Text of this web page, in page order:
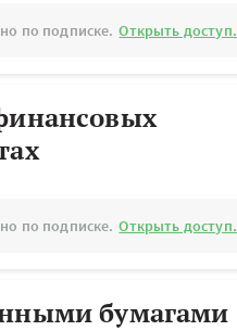
по подписке. Открыть доступ.
по подписке. Открыть доступ.
бумагами